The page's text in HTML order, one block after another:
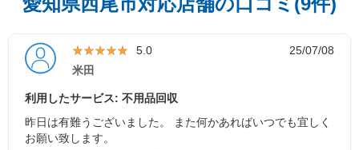
★★★★★
★★★★★ 5.0
25/07/08
米田
利用したサービス: 不用品回収
昨日は有難うございました。 また何かあればいつでも宜しく
お願い致します。